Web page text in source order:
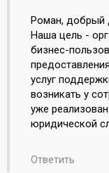
Роман, добрый
Наша цель -
бизнес-
услуг
возникать у
уже
юридической
Ответить